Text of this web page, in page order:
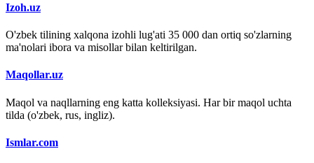
Izoh.uz
O'zbek tilining xalqona izohli lug'ati 35 000 dan ortiq so'zlarning
ma'nolari ibora va misollar bilan keltirilgan.
Maqollar.uz
Maqol va naqllarning eng katta kolleksiyasi. Har bir maqol uchta
tilda (o'zbek, rus, ingliz).
Ismlar.com